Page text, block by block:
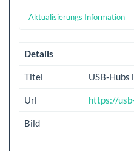
Aktualisierungs Information
Details
Titel USB-Hubs
Url https://
Bild